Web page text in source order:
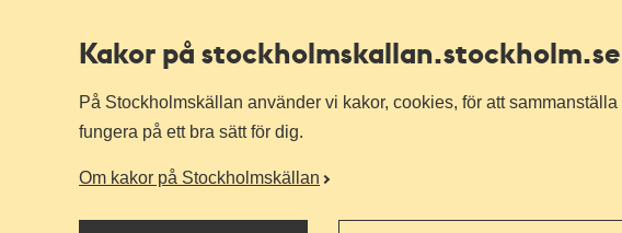
Kakor på stockholmskallan.stockholm.se
På Stockholmskällan använder vi kakor, cookies, för att
fungera på ett bra sätt för dig.
Om kakor på Stockholmskällan